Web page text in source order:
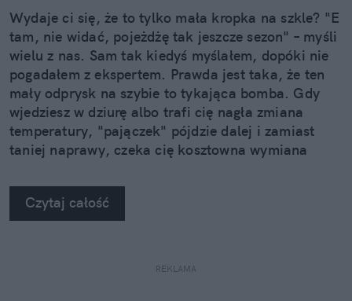
Wydaje ci się, że to tylko mała kropka na szkle? "E
tam, nie widać, pojeżdżę tak jeszcze sezon" – myśli
wielu z nas. Sam tak kiedyś myślałem, dopóki nie
pogadałem z ekspertem. Prawda jest taka, że ten
mały odprysk na szybie to tykająca bomba. Gdy
wjedziesz w dziurę albo trafi cię nagła zmiana
temperatury, "pajączek" pójdzie dalej i zamiast
taniej naprawy, czeka cię kosztowna wymiana
na własne oczy zobaczyć, jak profesjonaliści radzą
sobie z takimi uszkodzeniami.
Czytaj całość
REKLAMA